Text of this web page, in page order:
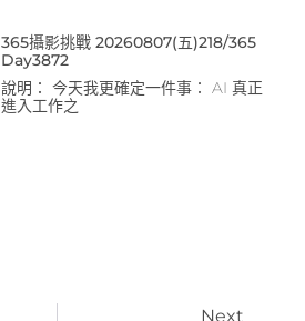
365攝影挑戰 20260807(五)218/365
Day3872
說明： 今天我更確定一件事： AI 真正
進入工作之
Next